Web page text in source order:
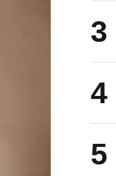
3
4
5